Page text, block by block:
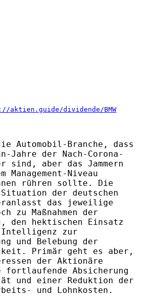
aktien.guide/dividende/BMW
Automobil-Branche, dass
Jahre der Nach-Corona-
sind, aber das Jammern
Niveau
rühren sollte. Die
der deutschen
das jeweilige
zu Maßnahmen der
den hektischen Einsatz
zur
und Belebung der
Primär geht es aber,
der Aktionäre
fortlaufende Absicherung
und einer Reduktion der
und Lohnkosten.